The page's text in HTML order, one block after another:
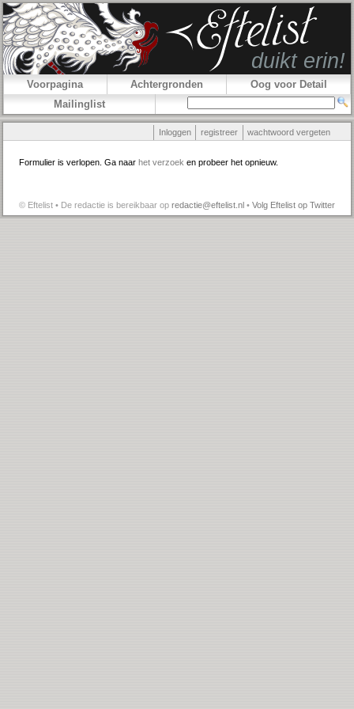
Voorpagina Achtergronden
Oog voor Detail
Mailinglist
Inloggen registreer wachtwoord vergeten
Formulier is verlopen. Ga naar het verzoek en probeer het opnieuw.
© Eftelist • De redactie is bereikbaar op redactie@eftelist.nl • Volg Eftelist op Twitter